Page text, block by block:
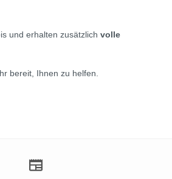
und erhalten zusätzlich volle
bereit, Ihnen zu helfen.